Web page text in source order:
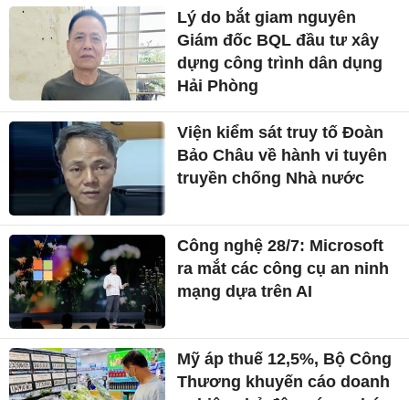
Lý do bắt giam nguyên
Giám đốc BQL đầu tư xây
dựng công trình dân dụng
Hải Phòng
Viện kiểm sát truy tố Đoàn
Bảo Châu về hành vi tuyên
truyền chống Nhà nước
Công nghệ 28/7: Microsoft
ra mắt các công cụ an ninh
mạng dựa trên AI
Mỹ áp thuế 12,5%, Bộ Công
Thương khuyến cáo doanh